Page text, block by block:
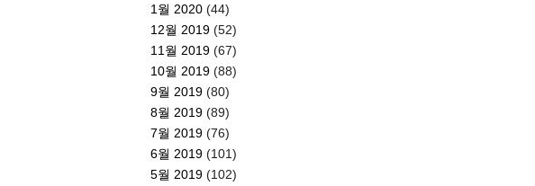
1월 2020 (44)
12월 2019 (52)
11월 2019 (67)
10월 2019 (88)
9월 2019 (80)
8월 2019 (89)
7월 2019 (76)
6월 2019 (101)
5월 2019 (102)